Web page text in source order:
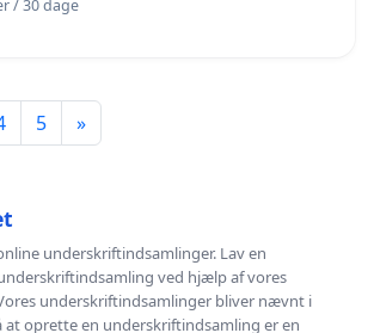
/ 30 dage
5 »
underskriftindsamlinger. Lav en
ved hjælp af vores
underskriftindsamlinger bliver nævnt i
at oprette en underskriftindsamling er en